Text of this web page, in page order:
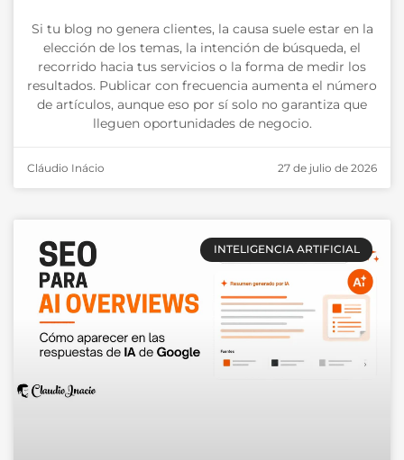
Si tu blog no genera clientes, la causa suele estar en la
elección de los temas, la intención de búsqueda, el
recorrido hacia tus servicios o la forma de medir los
resultados. Publicar con frecuencia aumenta el número
de artículos, aunque eso por sí solo no garantiza que
lleguen oportunidades de negocio.
Cláudio Inácio 27 de julio de 2026
INTELIGENCIA ARTIFICIAL